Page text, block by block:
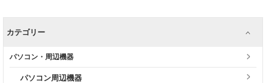
カテゴリー
パソコン・周辺機器
パソコン周辺機器